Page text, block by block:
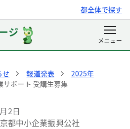
都全体で探す
せ 報道発表
2025年
サポート 受講生募集
2日
都中小企業振興公社